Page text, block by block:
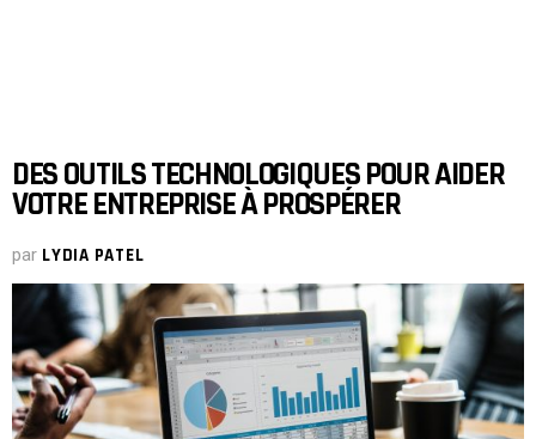
DES OUTILS TECHNOLOGIQUES POUR AIDER
VOTRE ENTREPRISE À PROSPÉRER
par LYDIA PATEL